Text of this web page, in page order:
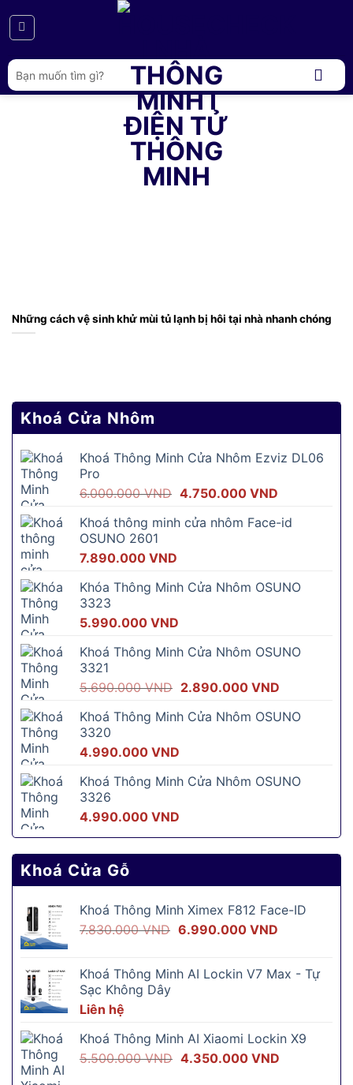
qua
dung
Tìm
kiếm:
Những cách vệ sinh khử mùi tủ lạnh bị hôi tại nhà nhanh chóng
Khoá Cửa Nhôm
Khoá Thông Minh Cửa Nhôm Ezviz DL06
Pro
6.000.000VND Giá
là:
4.750.000 VNDGiá
tại
Khoá thông minh cửa nhôm Face-id
OSUNO 2601
7.890.000 VND
Khóa Thông Minh Cửa Nhôm OSUNO
3323
5.990.000 VND
Khoá Thông Minh Cửa Nhôm OSUNO
3321
5.690.000VND Giá
là:
2.890.000 VNDGiá
tại
Khoá Thông Minh Cửa Nhôm OSUNO
3320
4.990.000 VND
Khoá Thông Minh Cửa Nhôm OSUNO
3326
4.990.000 VND
Khoá Cửa Gỗ
Khoá Thông Minh Ximex F812 Face-ID
7.830.000VND Giá
7.830.000 VND.
6.990.000 VNDGiá
là:
Khoá Thông Minh AI Lockin V7 Max - Tự
Sạc Không Dây
Liên hệ
Khoá Thông Minh AI Xiaomi Lockin X9
5.500.000VND Giá
4.350.000 VNDGiá